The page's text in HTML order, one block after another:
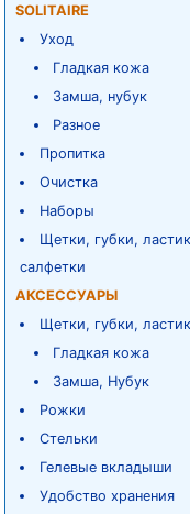
SOLITAIRE
Уход
Гладкая кожа
Замша, нубук
Разное
Пропитка
Очистка
Наборы
Щетки, губки,
салфетки
АКСЕССУАРЫ
Щетки, губки,
Гладкая кожа
Замша, Нубук
Рожки
Стельки
Гелевые вкладыши
Удобство хранения